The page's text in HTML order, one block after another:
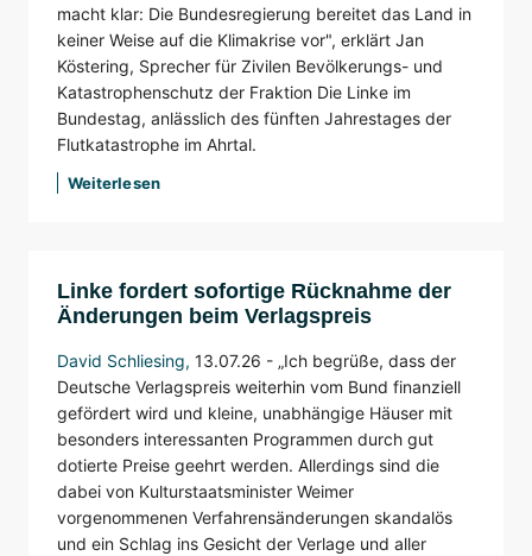
macht klar: Die Bundesregierung bereitet das Land in
keiner Weise auf die Klimakrise vor", erklärt Jan
Köstering, Sprecher für Zivilen Bevölkerungs- und
Katastrophenschutz der Fraktion Die Linke im
Bundestag, anlässlich des fünften Jahrestages der
Flutkatastrophe im Ahrtal.
Weiterlesen
Linke fordert sofortige Rücknahme der
Änderungen beim Verlagspreis
David Schliesing, 13.07.26 - „Ich begrüße, dass der
Deutsche Verlagspreis weiterhin vom Bund finanziell
gefördert wird und kleine, unabhängige Häuser mit
besonders interessanten Programmen durch gut
dotierte Preise geehrt werden. Allerdings sind die
dabei von Kulturstaatsminister Weimer
vorgenommenen Verfahrensänderungen skandalös
und ein Schlag ins Gesicht der Verlage und aller